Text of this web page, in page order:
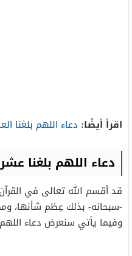
اقرأ أيضًا: دعاء اللهم بلغنا
دعاء اللهم بلغنا
قد أقسم الله تعالى في
-سبحانه- بذلك عِظم شأنها،
وفيما يأتي سنعرض دعاء